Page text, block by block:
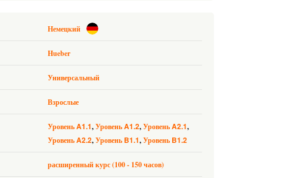
Немецкий
Hueber
Универсальный
Взрослые
УровеньA1.1 УровеньA1.2 УровеньA2.1
УровеньA2.2 Уровень B1.1 Уровень B1.2
расширенный курс (100 - 150 часов)